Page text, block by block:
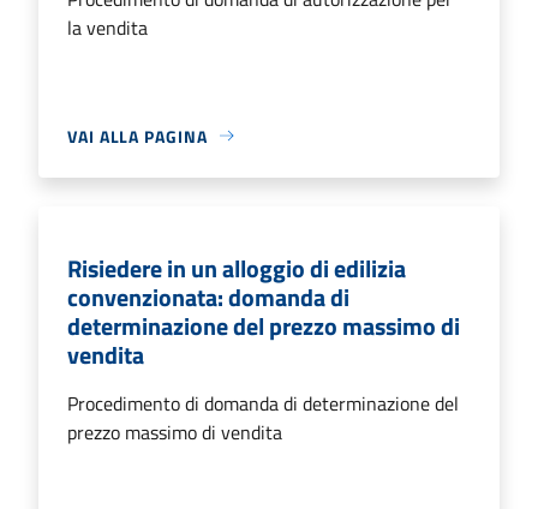
la vendita
VAI ALLA PAGINA
Risiedere in un alloggio di edilizia
convenzionata: domanda di
determinazione del prezzo massimo di
vendita
Procedimento di domanda di determinazione del
prezzo massimo di vendita